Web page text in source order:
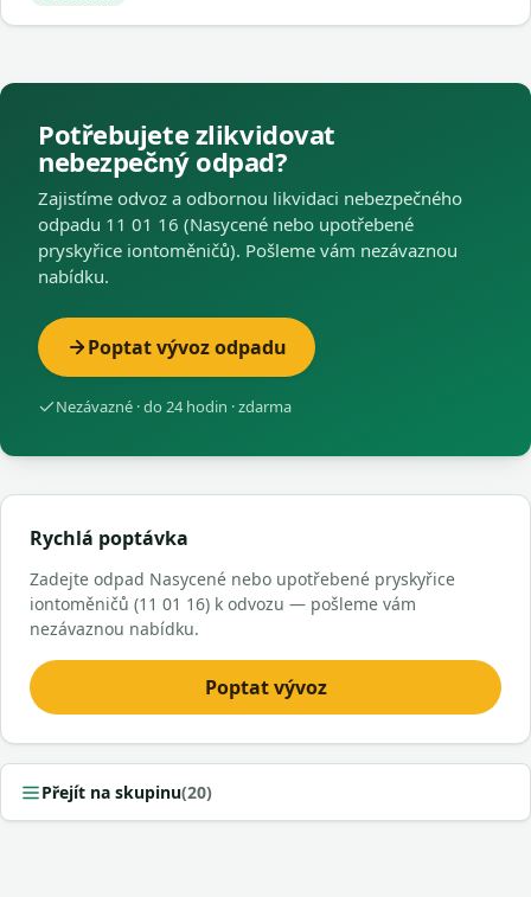
Potřebujete zlikvidovat
nebezpečný odpad?
Zajistíme odvoz a odbornou likvidaci nebezpečného
odpadu 11 01 16 (Nasycené nebo upotřebené
pryskyřice iontoměničů). Pošleme vám nezávaznou
nabídku.
Poptat vývoz odpadu
Nezávazné · do 24 hodin · zdarma
Rychlá poptávka
Zadejte odpad Nasycené nebo upotřebené pryskyřice
iontoměničů (11 01 16) k odvozu — pošleme vám
nezávaznou nabídku.
Poptat vývoz
Přejít na skupinu(20)